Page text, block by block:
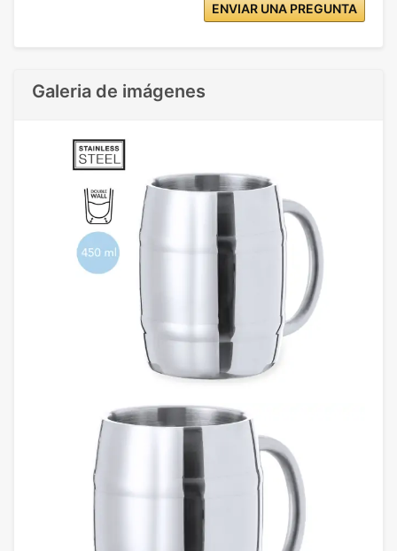
ENVIAR UNA PREGUNTA
Galeria de imágenes